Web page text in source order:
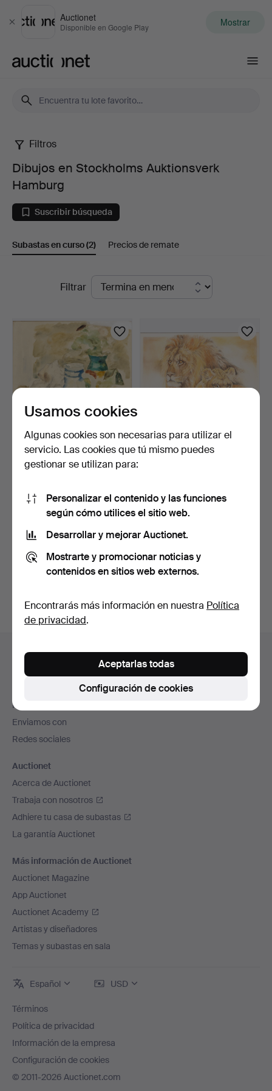
Cerrar
Auctionet
Disponible en Google Play Mostrar
Dibujos
en
Stockholms
Auktionsverk
Filtros
Dibujos en Stockholms Auktionsverk
Hamburg
Suscribir búsqueda
Subastas en curso(2) Precios de remate
Subastas
curso
Filtrar
FRITZ FRIEDRICHS (1882-
1928). Bodegón con …
463 USD
UNBEKANNTER
93 USD
Suscribir búsqueda
También puedes buscar ennuestro archivo de
subastas concluidas.
en
de
página
Ayuda y contacto
Contacta con el servicio de atención al cliente
Todas las casas de subastas
Modos de pago
Enviamos con
Redes sociales
Auctionet
Acerca de Auctionet
Trabaja con nosotros
Adhiere tu casa de subastas
La garantía Auctionet
Más información de Auctionet
Auctionet Magazine
App Auctionet
Auctionet Academy
Artistas y diseñadores
Temas y subastas en sala
Español USD
Términos
Política de privacidad
Información de la empresa
Configuración de cookies
© 2011-2026 Auctionet.com
Usamos cookies
Algunas cookies son necesarias para utilizar el
servicio. Las cookies que tú mismo puedes
gestionar se utilizan para:
Personalizar el contenido y las funciones
según cómo utilices el sitio web.
Desarrollar y mejorar Auctionet.
Mostrarte y promocionar noticias y
contenidos en sitios web externos.
Encontrarás más información en nuestra Política
de privacidad.
Configuración de cookies
Aceptarlas todas